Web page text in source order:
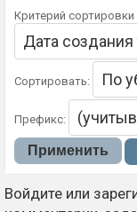
Критерий сортировки
Сортировать:
Префикс:
Войдите или